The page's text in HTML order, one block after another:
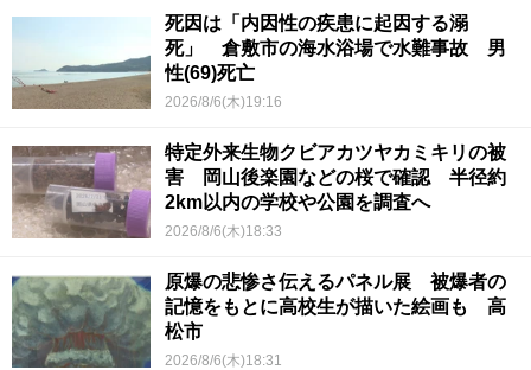
死因は「内因性の疾患に起因する溺
死」 倉敷市の海水浴場で水難事故 男
性(69)死亡
2026/8/6(木)19:16
特定外来生物クビアカツヤカミキリの被
害 岡山後楽園などの桜で確認 半径約
2km以内の学校や公園を調査へ
2026/8/6(木)18:33
原爆の悲惨さ伝えるパネル展 被爆者の
記憶をもとに高校生が描いた絵画も 高
松市
2026/8/6(木)18:31